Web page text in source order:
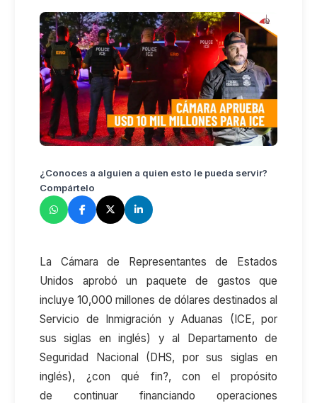
¿Conoces a alguien a quien esto le pueda servir?
Compártelo
La Cámara de Representantes de Estados
Unidos aprobó un paquete de gastos que
incluye 10,000 millones de dólares destinados al
Servicio de Inmigración y Aduanas (ICE, por
sus siglas en inglés) y al Departamento de
Seguridad Nacional (DHS, por sus siglas en
inglés), ¿con qué fin?, con el propósito
de continuar financiando operaciones